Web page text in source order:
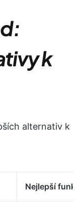
k
alternativ k
Nejlepší